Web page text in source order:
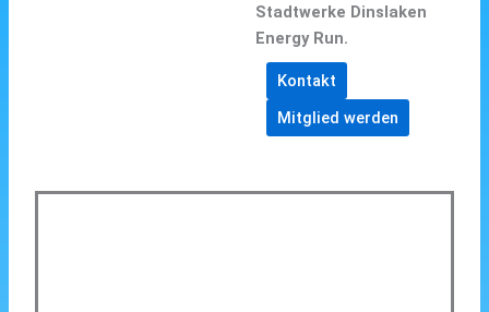
Stadtwerke Dinslaken
Energy Run.
Kontakt
Mitglied werden